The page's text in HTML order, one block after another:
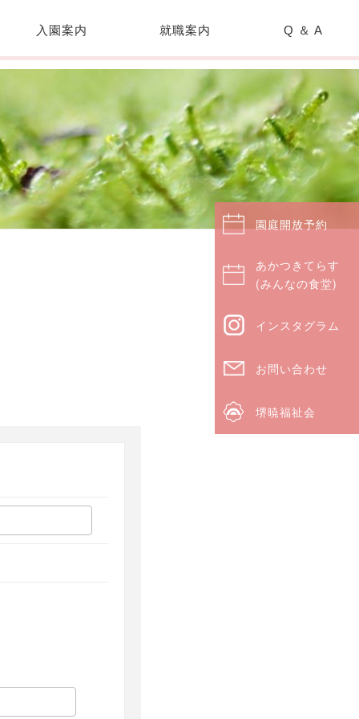
入園案内 就職案内 Q ＆ A
園庭開放予約
あかつきてらす
(みんなの食堂)
インスタグラム
お問い合わせ
堺暁福祉会